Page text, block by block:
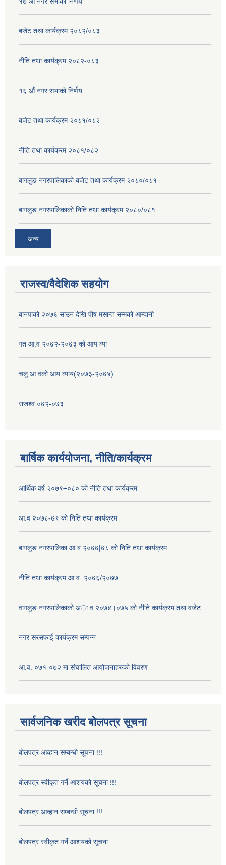
बजेट तथा कार्यक्रम २०८२/०८३
नीति तथा कार्यक्रम २०८२-०८३
१६ ‌औं नगर सभाकाे निर्णय
बजेट तथा कार्यक्रम २०८१/०८२
नीति तथा कार्यक्रम २०८१/०८२
बागलुङ नगरपालिकाको बजेट तथा कार्यक्रम २०८०/०८१
बागलुङ नगरपालिकाको निति तथा कार्यक्रम २०८०/०८१
अन्य
राजस्व/वैदेशिक सहयोग
बानपाको २०७६ साउन देखि पौष मसान्त सम्मको आम्दानी
गत आ.व २०७२-२०७३ को आय व्या
चलु आ.वको आय व्याय(२०७३-२०७४)
राजश्व ०७२-०७३
बार्षिक कार्ययोजना, नीति/कार्यक्रम
आर्थिक वर्ष २०७९÷०८० को नीति तथा कार्यक्रम
आ.व २०७८-७९ को निति तथा कार्यक्रम
बागलुङ नगरपालिका आ.ब २०७७|७८ को निति तथा कार्यक्रम
नीति तथा कार्यक्रम आ.व. २०७६/२०७७
वागलुङ नगरपालिकाकाे अा‍ व २०७४।०७५ काे नीति कार्यक्रम तथा वजेट
नगर सरसफाई कार्यक्रम सम्पन्न
आ.व. ०७१-०७२ मा संचालित आयोजनाहरुको विवरण
सार्वजनिक खरीद बोलपत्र सूचना
बोलपत्र आव्हान सम्बन्धी सूचना !!!
बोलपत्र स्वीकृत गर्ने आशयको सूचना !!!
बोलपत्र आव्हान सम्बन्धी सूचना !!!
बोलपत्र स्वीकृत गर्ने आशयको सूचना